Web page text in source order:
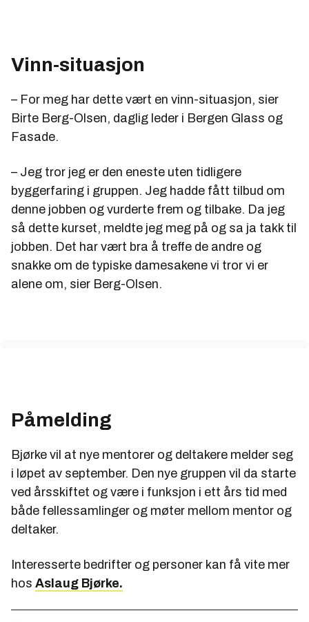
Vinn-situasjon
– For meg har dette vært en vinn-situasjon, sier
Birte Berg-Olsen, daglig leder i Bergen Glass og
Fasade.
– Jeg tror jeg er den eneste uten tidligere
byggerfaring i gruppen. Jeg hadde fått tilbud om
denne jobben og vurderte frem og tilbake. Da jeg
så dette kurset, meldte jeg meg på og sa ja takk til
jobben. Det har vært bra å treffe de andre og
snakke om de typiske damesakene vi tror vi er
alene om, sier Berg-Olsen.
Påmelding
Bjørke vil at nye mentorer og deltakere melder seg
i løpet av september. Den nye gruppen vil da starte
ved årsskiftet og være i funksjon i ett års tid med
både fellessamlinger og møter mellom mentor og
deltaker.
Interesserte bedrifter og personer kan få vite mer
hos Aslaug Bjørke.